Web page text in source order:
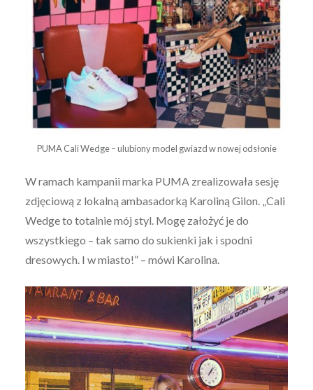
PUMA Cali Wedge – ulubiony model gwiazd w nowej odsłonie
W ramach kampanii marka PUMA zrealizowała sesję
zdjęciową z lokalną ambasadorką Karoliną Gilon. „Cali
Wedge to totalnie mój styl. Mogę założyć je do
wszystkiego – tak samo do sukienki jak i spodni
dresowych. I w miasto!” – mówi Karolina.